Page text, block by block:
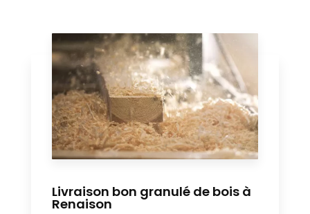
Livraison bon granulé de bois à
Renaison